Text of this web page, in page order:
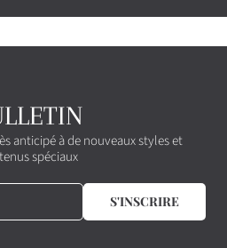
anticipé à de nouveaux styles et
spéciaux
S'INSCRIRE